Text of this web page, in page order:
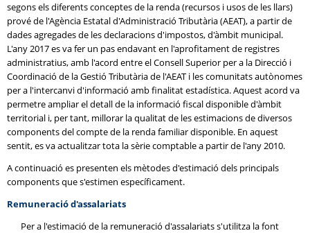
segons els diferents conceptes de la renda (recursos i usos de les llars)
prové de l'Agència Estatal d'Administració Tributària (AEAT), a partir de
dades agregades de les declaracions d'impostos, d'àmbit municipal.
L'any 2017 es va fer un pas endavant en l'aprofitament de registres
administratius, amb l'acord entre el Consell Superior per a la Direcció i
Coordinació de la Gestió Tributària de l'AEAT i les comunitats autònomes
per a l'intercanvi d'informació amb finalitat estadística. Aquest acord va
permetre ampliar el detall de la informació fiscal disponible d'àmbit
territorial i, per tant, millorar la qualitat de les estimacions de diversos
components del compte de la renda familiar disponible. En aquest
sentit, es va actualitzar tota la sèrie comptable a partir de l'any 2010.
A continuació es presenten els mètodes d'estimació dels principals
components que s'estimen específicament.
Remuneració d'assalariats
Per a l'estimació de la remuneració d'assalariats s'utilitza la font